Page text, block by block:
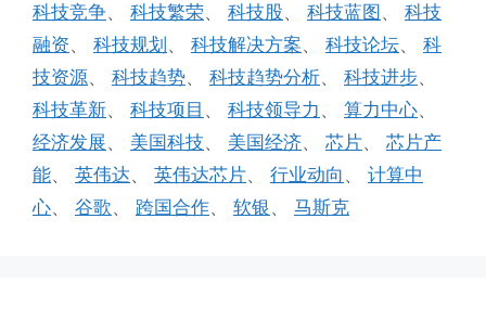
科技竞争、 科技繁荣、 科技股、 科技蓝图 、 科技
融资、 科技规划 、 科技解决方案、 科技论坛、 科
技资源、 科技趋势、 科技趋势分析、 科技进步、
科技革新、 科技项目 、 科技领导力 、 算力中心、
经济发展、 美国科技、 美国经济、 芯片、 芯片产
能、 英伟达、 英伟达芯片、 行业动向 、 计算中
心、 谷歌、 跨国合作、 软银 、 马斯克